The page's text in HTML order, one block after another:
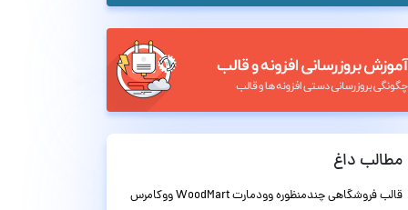
مطالب داغ
قالب فروشگاهی چندمنظوره وودمارت WoodMart ووکامرس